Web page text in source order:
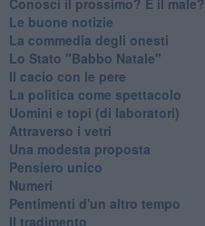
Le buone notizie
La commedia degli onesti
Lo Stato "Babbo Natale"
Il cacio con le pere
La politica come spettacolo
Uomini e topi (di laboratori)
Attraverso i vetri
Una modesta proposta
Pensiero unico
Numeri
Pentimenti d'un altro tempo
Il tradimento